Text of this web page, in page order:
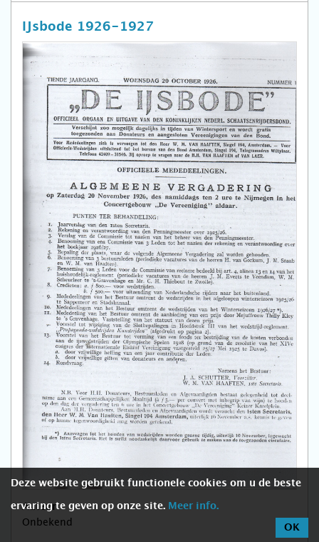
IJsbode 1926-1927
Auteur
Onbekend
Deze website gebruikt functionele cookies om u de beste
ervaring te geven op onze site. Meer info.
OK